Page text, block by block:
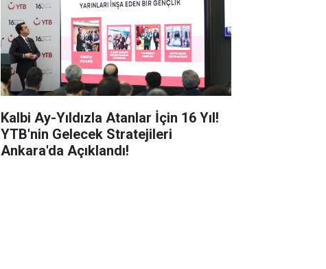
Kalbi Ay-Yıldızla Atanlar İçin 16 Yıl!
YTB'nin Gelecek Stratejileri
Ankara'da Açıklandı!